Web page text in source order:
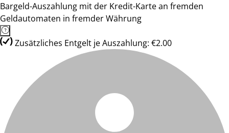
Bargeld-Auszahlung mit der Kredit-Karte an fremden
Geldautomaten in fremder Währung
Zusätzliches Entgelt je Auszahlung: €2.00